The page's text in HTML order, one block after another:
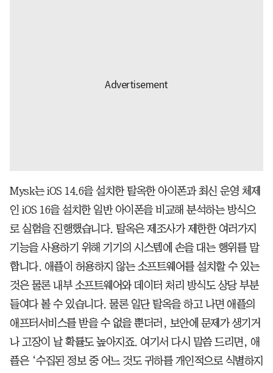
Mysk는 iOS 14.6을 설치한 탈옥한 아이폰과 최신 운영 체제
인 iOS 16을 설치한 일반 아이폰을 비교해 분석하는 방식으
로 실험을 진행했습니다. 탈옥은 제조사가 제한한 여러가지
기능을 사용하기 위해 기기의 시스템에 손을 대는 행위를 말
합니다. 애플이 허용하지 않는 소프트웨어를 설치할 수 있는
것은 물론 내부 소프트웨어와 데이터 처리 방식도 상당 부분
들여다 볼 수 있습니다. 물론 일단 탈옥을 하고 나면 애플의
애프터서비스를 받을 수 없을 뿐더러, 보안에 문제가 생기거
나 고장이 날 확률도 높아지죠. 여기서 다시 말씀 드리면, 애
플은 ‘수집된 정보 중 어느 것도 귀하를 개인적으로 식별하지